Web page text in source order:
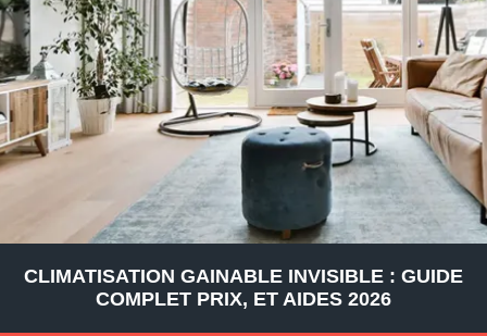
CLIMATISATION GAINABLE INVISIBLE : GUIDE
COMPLET PRIX, ET AIDES 2026